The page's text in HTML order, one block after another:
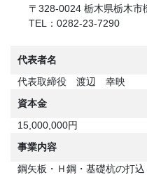
〒328-0024 栃木県栃木市
TEL：0282-23-7290
代表者名
代表取締役 渡辺 幸映
資本金
15,000,000円
事業内容
鋼矢板・Ｈ鋼・基礎杭の打